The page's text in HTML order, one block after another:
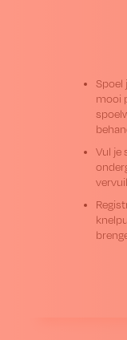
Spoel
mooi
Vul je